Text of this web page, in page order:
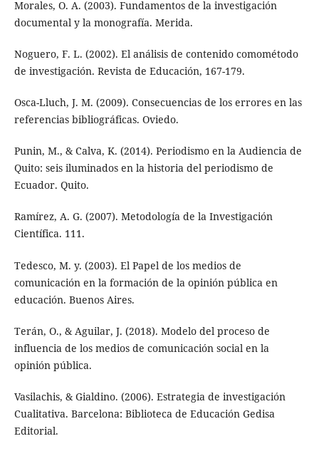
Morales, O. A. (2003). Fundamentos de la investigación
documental y la monografía. Merida.
Noguero, F. L. (2002). El análisis de contenido comométodo
de investigación. Revista de Educación, 167-179.
Osca-Lluch, J. M. (2009). Consecuencias de los errores en las
referencias bibliográficas. Oviedo.
Punin, M., & Calva, K. (2014). Periodismo en la Audiencia de
Quito: seis iluminados en la historia del periodismo de
Ecuador. Quito.
Ramírez, A. G. (2007). Metodología de la Investigación
Científica. 111.
Tedesco, M. y. (2003). El Papel de los medios de
comunicación en la formación de la opinión pública en
educación. Buenos Aires.
Terán, O., & Aguilar, J. (2018). Modelo del proceso de
influencia de los medios de comunicación social en la
opinión pública.
Vasilachis, & Gialdino. (2006). Estrategia de investigación
Cualitativa. Barcelona: Biblioteca de Educación Gedisa
Editorial.